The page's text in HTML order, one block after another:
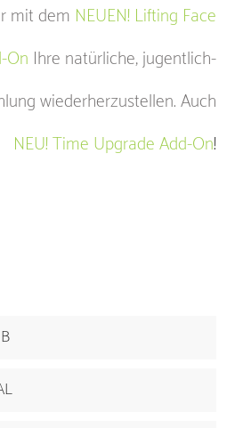
mit dem NEUEN! Lifting Face
On Ihre natürliche, jugentlich-
wiederherzustellen. Auch
NEU! Time Upgrade Add-On!